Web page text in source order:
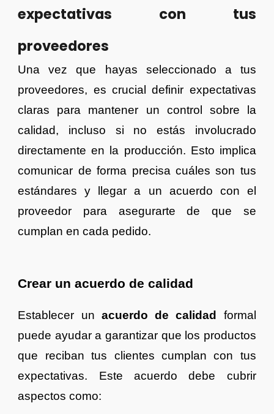
expectativas con tus
proveedores
Una vez que hayas seleccionado a tus
proveedores, es crucial definir expectativas
claras para mantener un control sobre la
calidad, incluso si no estás involucrado
directamente en la producción. Esto implica
comunicar de forma precisa cuáles son tus
estándares y llegar a un acuerdo con el
proveedor para asegurarte de que se
cumplan en cada pedido.
Crear un acuerdo de calidad
Establecer un acuerdo de calidad
formal
puede ayudar a garantizar que los productos
que reciban tus clientes cumplan con tus
expectativas. Este acuerdo debe cubrir
aspectos como: